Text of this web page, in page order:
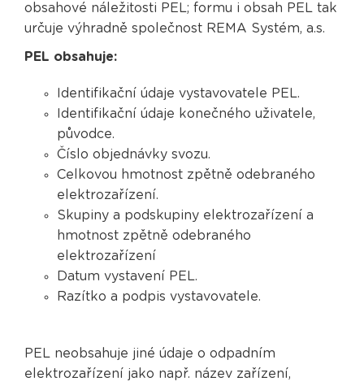
obsahové náležitosti PEL; formu i obsah PEL tak
určuje výhradně společnost REMA Systém, a.s.
PEL obsahuje:
Identifikační údaje vystavovatele PEL.
Identifikační údaje konečného uživatele,
původce.
Číslo objednávky svozu.
Celkovou hmotnost zpětně odebraného
elektrozařízení.
Skupiny a podskupiny elektrozařízení a
hmotnost zpětně odebraného
elektrozařízení
Datum vystavení PEL.
Razítko a podpis vystavovatele.
PEL neobsahuje jiné údaje o odpadním
elektrozařízení jako např. název zařízení,